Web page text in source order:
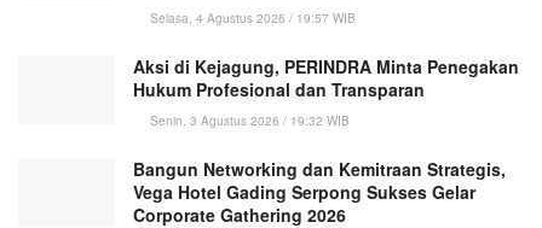
Selasa, 4 Agustus 2026 / 19:57 WIB
Aksi di Kejagung, PERINDRA Minta Penegakan
Hukum Profesional dan Transparan
Senin, 3 Agustus 2026 / 19:32 WIB
Bangun Networking dan Kemitraan Strategis,
Vega Hotel Gading Serpong Sukses Gelar
Corporate Gathering 2026